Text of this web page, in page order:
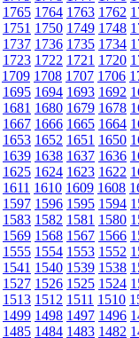
1765 1764 1763 1762
1751 1750 1749 1748
1737 1736 1735 1734
1723 1722 1721 1720
1709 1708 1707 1706
1695 1694 1693 1692
1681 1680 1679 1678
1667 1666 1665 1664
1653 1652 1651 1650
1639 1638 1637 1636
1625 1624 1623 1622
1611 1610 1609 1608
1597 1596 1595 1594
1583 1582 1581 1580
1569 1568 1567 1566
1555 1554 1553 1552
1541 1540 1539 1538
1527 1526 1525 1524
1513 1512 1511 1510
1499 1498 1497 1496
1485 1484 1483 1482